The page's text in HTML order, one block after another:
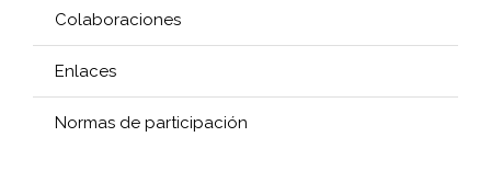
Colaboraciones
Enlaces
Normas de participación